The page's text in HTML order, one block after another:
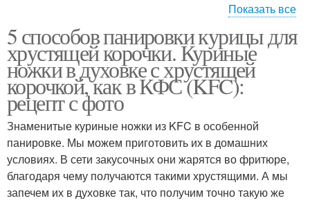
Филе с картошкой
подушке
Филе с грибами
Показать все
5 способов панировки курицы для
хрустящей корочки. Куриные
ножки в духовке с хрустящей
корочкой, как в КФС (KFC):
рецепт с фото
Знаменитые куриные ножки из KFC в особенной
панировке. Мы можем приготовить их в домашних
условиях. В сети закусочных они жарятся во фритюре,
благодаря чему получаются такими хрустящими. А мы
запечем их в духовке так, что получим точно такую же